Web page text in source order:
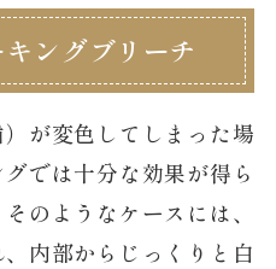
ングブリーチ
が変色してしまった場
では十分な効果が得ら
のようなケースには、
内部からじっくりと白